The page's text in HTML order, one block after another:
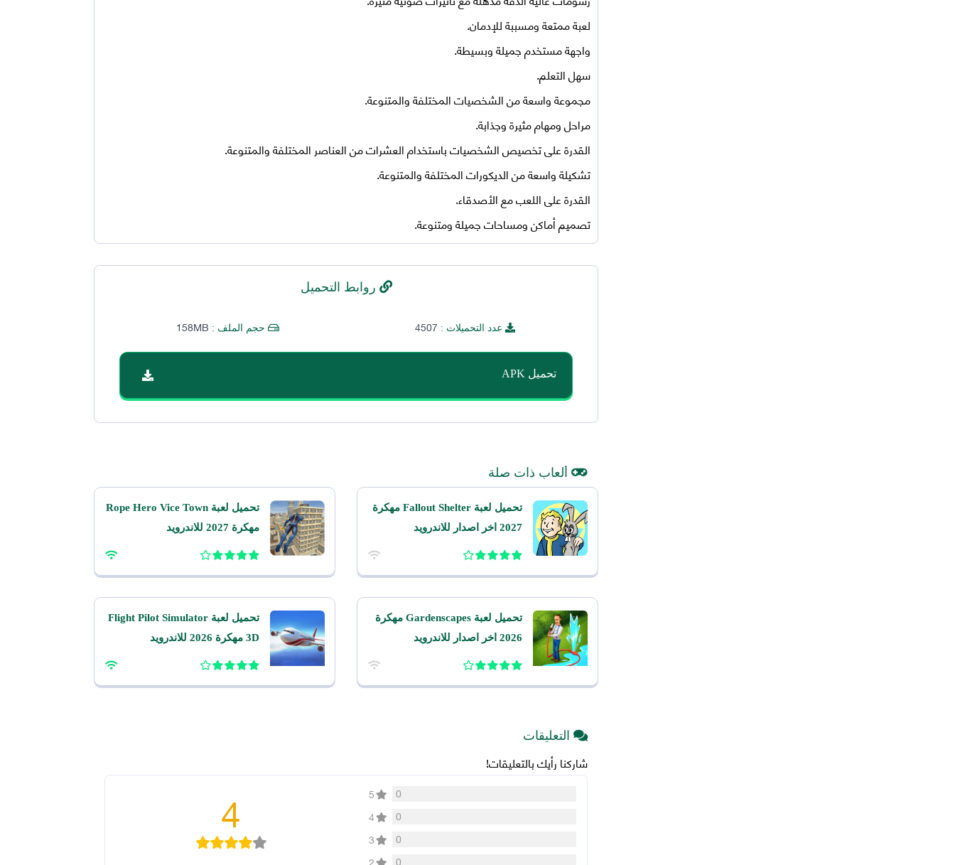
لعبة ممتعة ومسببة للإدمان.
واجهة مستخدم جميلة وبسيطة.
سهل التعلم.
مجموعة واسعة من الشخصيات المختلفة والمتنوعة.
مراحل ومهام مثيرة وجذابة.
القدرة على تخصيص الشخصيات باستخدام العشرات من العناصر المختلفة والمتنوعة.
تشكيلة واسعة من الديكورات المختلفة والمتنوعة.
القدرة على اللعب مع الأصدقاء.
تصميم أماكن ومساحات جميلة ومتنوعة.
روابط التحميل
عدد التحميلات :4507 حجم الملف : 158MB
تحميل APK
ألعاب ذات صلة
تحميل لعبة Fallout Shelter مهكرة
2027 اخر اصدار للاندرويد
تحميل لعبة Rope Hero Vice Town
مهكرة 2027 للاندرويد
تحميل لعبة Gardenscapes مهكرة
2026 اخر اصدار للاندرويد
تحميل لعبة Flight Pilot Simulator
3D مهكرة 2026 للاندرويد
التعليقات
شاركنا رأيك بالتعليقات!
0
5
0
4
0
3
4